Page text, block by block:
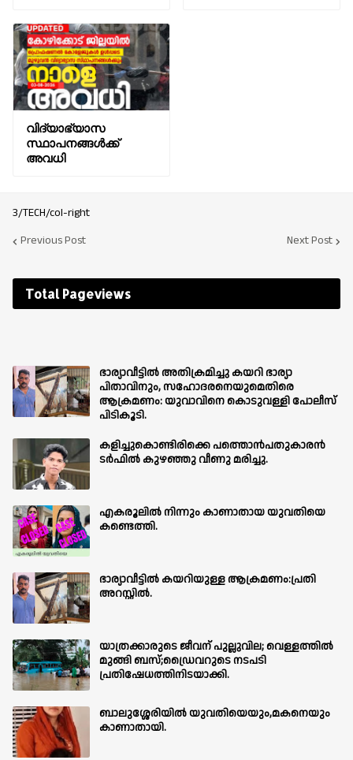
വിദ്യാഭ്യാസ
സ്ഥാപനങ്ങൾക്ക്
അവധി
3/TECH/col-right
Previous Post
Next Post
Total Pageviews
ഭാര്യാവീട്ടിൽ അതിക്രമിച്ചു കയറി ഭാര്യാ
പിതാവിനും, സഹോദരനെയുമെതിരെ
ആക്രമണം: യുവാവിനെ കൊടുവള്ളി പോലീസ്
പിടികൂടി.
കളിച്ചുകൊണ്ടിരിക്കെ പത്തൊൻപതുകാരൻ
ടർഫിൽ കുഴഞ്ഞു വീണു മരിച്ചു.
എകരൂലിൽ നിന്നും കാണാതായ യുവതിയെ
കണ്ടെത്തി.
ഭാര്യാവീട്ടിൽ കയറിയുള്ള ആക്രമണം:പ്രതി
അറസ്റ്റിൽ.
യാത്രക്കാരുടെ ജീവന് പുല്ലുവില; വെള്ളത്തിൽ
മുങ്ങി ബസ്;ഡ്രൈവറുടെ നടപടി
പ്രതിഷേധത്തിനിടയാക്കി.
ബാലുശ്ശേരിയില്‍ യുവതിയെയും,മകനെയും
കാണാതായി.